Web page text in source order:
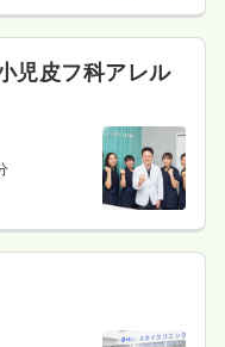
児皮フ科アレル